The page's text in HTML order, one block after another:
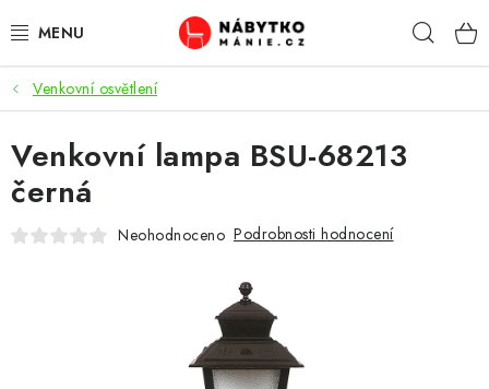
na
OBÝVACÍ POKOJ
KUCHYŇ A JÍDELNA
LOŽNICE
KANCELÁŘ / PRACOVNA
Venkovní osvětlení
Venkovní lampa BSU-68213
černá
Neohodnoceno Podrobnosti hodnocení